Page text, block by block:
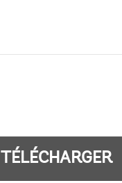
TÉLÉCHARGER